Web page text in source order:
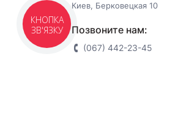
Киев, Берковецкая 10
Позвоните нам:
(067) 442-23-45
КНОПКА
ЗВ'ЯЗКУ